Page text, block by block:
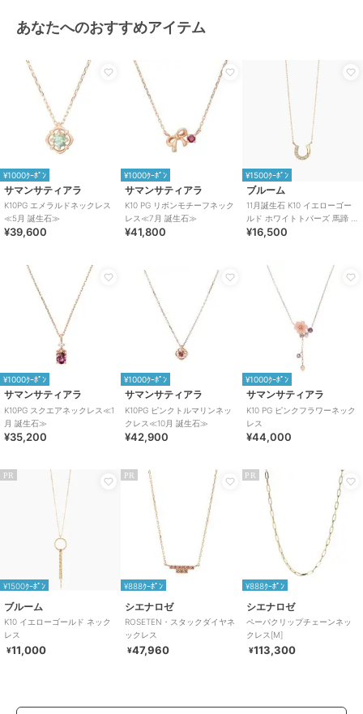
あなたへのおすすめアイテム
¥1000ｸｰﾎﾟﾝ
サマンサティアラ
K10PG エメラルドネックレス
≪5月 誕生石≫
¥39,600
¥1000ｸｰﾎﾟﾝ
サマンサティアラ
K10 PG リボンモチーフネック
レス≪7月 誕生石≫
¥41,800
¥1500ｸｰﾎﾟﾝ
ブルーム
11月誕生石 K10 イエローゴー
ルド ホワイトトパーズ 馬蹄 ネ
ックレス
¥16,500
¥1000ｸｰﾎﾟﾝ
サマンサティアラ
K10PG スクエアネックレス≪1
月 誕生石≫
¥35,200
¥1000ｸｰﾎﾟﾝ
サマンサティアラ
K10PG ピンクトルマリンネッ
クレス≪10月 誕生石≫
¥42,900
¥1000ｸｰﾎﾟﾝ
サマンサティアラ
K10 PG ピンクフラワーネック
レス
¥44,000
PR
¥1500ｸｰﾎﾟﾝ
ブルーム
K10 イエローゴールド ネック
レス
¥11,000
PR
¥888ｸｰﾎﾟﾝ
シエナロゼ
ROSETEN・スタックダイヤネ
ックレス
¥47,960
PR
¥888ｸｰﾎﾟﾝ
シエナロゼ
ペーパクリップチェーンネッ
クレス[M]
¥113,300